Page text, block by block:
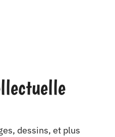
dessins, et plus